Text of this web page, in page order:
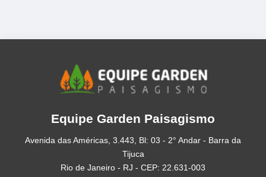
Equipe Garden Paisagismo
Avenida das Américas, 3.443, Bl: 03 - 2° Andar - Barra da
Tijuca
Rio de Janeiro - RJ - CEP: 22.631-003